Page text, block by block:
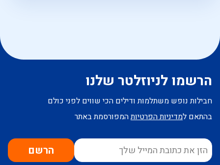
הרשמו לניוזלטר שלנו
חבילות נופש משתלמות ודילים הכי שווים לפני כולם
בהתאם למדיניות הפרטיותהמפורסמת באתר
הרשם